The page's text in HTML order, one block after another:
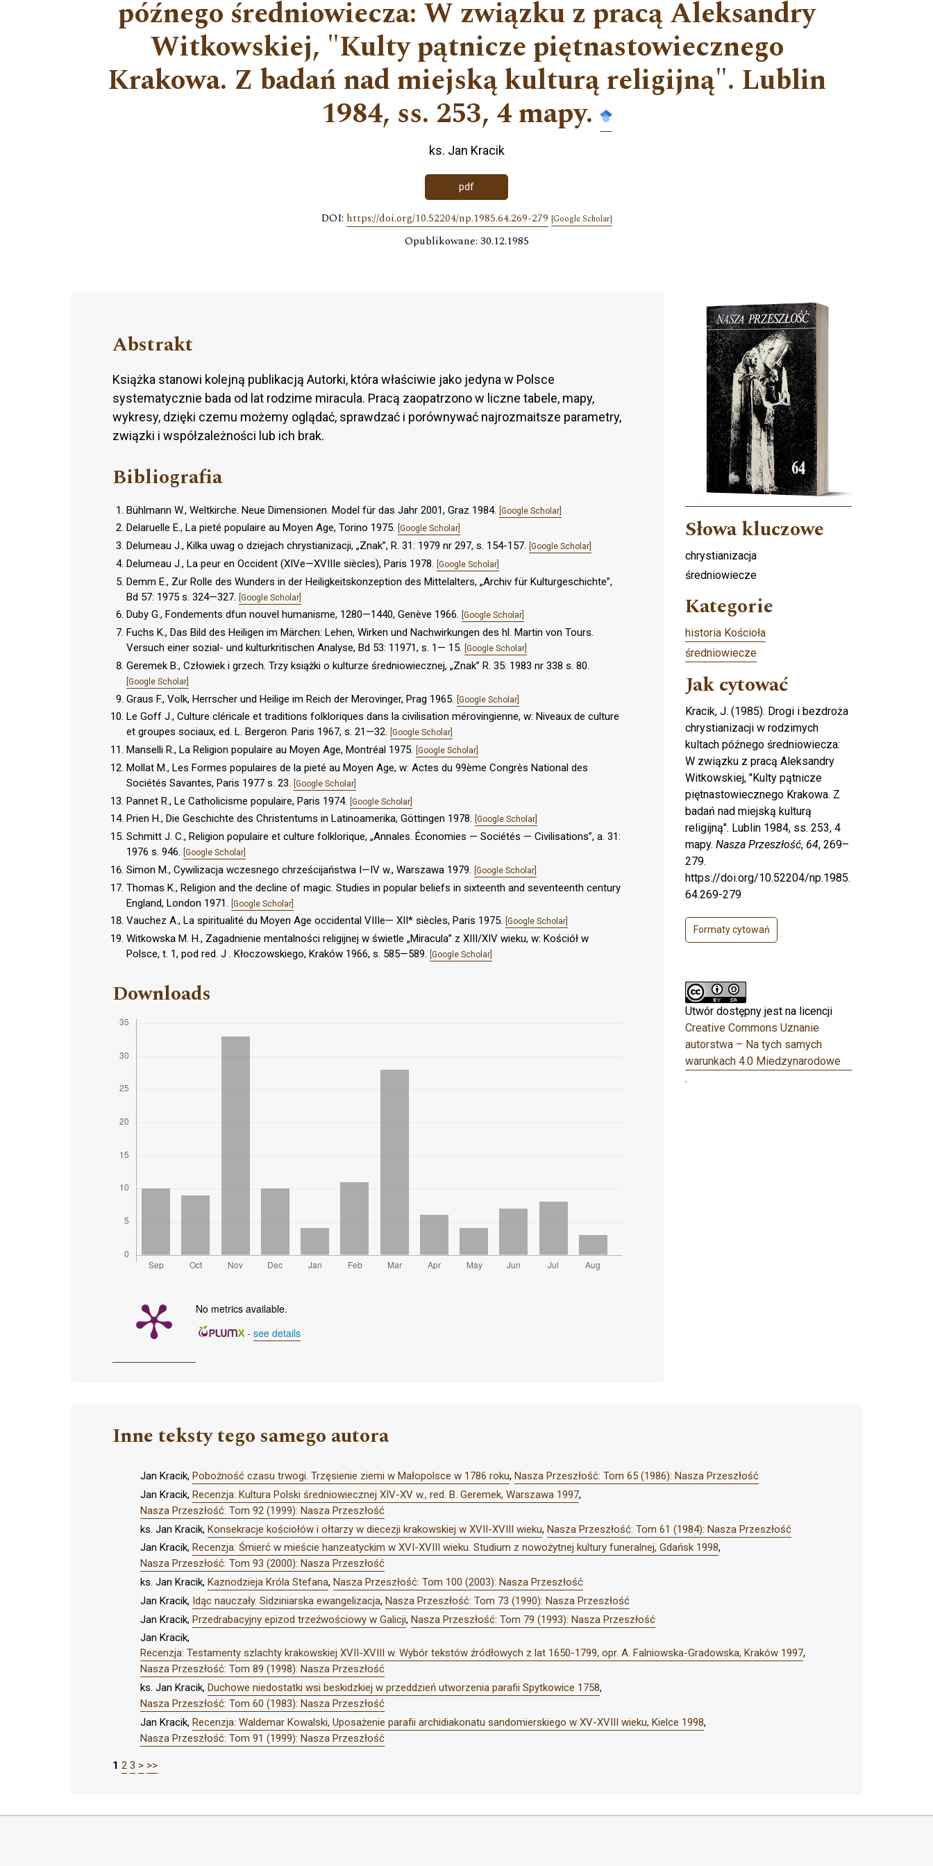
późnego średniowiecza: W związku z pracą Aleksandry
Witkowskiej, "Kulty pąt­nicze piętnastowiecznego
Krakowa. Z badań nad miejską kul­turą religijną". Lublin
1984, ss. 253, 4 mapy.
ks. Jan Kracik
pdf
DOI: https://doi.org/10.52204/np.1985.64.269-279 [Google Scholar]
Opublikowane: 30.12.1985
Abstrakt
Książka stanowi kolejną publikacją Autorki, która właściwie jako jedyna w Polsce
systematycznie bada od lat rodzime miracula. Pracą zaopatrzono w liczne tabele, mapy,
wykresy, dzięki cze­mu możemy oglądać, sprawdzać i porównywać najrozmaitsze pa­rametry,
związki i współzależności lub ich brak.
Bibliografia
Bühlmann W., Weltkirche. Neue Dimensionen. Model für das Jahr 2001, Graz 1984. [Google Scholar]
Delaruelle E., La pieté populaire au Moyen Age, Torino 1975. [Google Scholar]
Delumeau J., Kilka uwag o dziejach chrystianizacji, „Znak”, R. 31: 1979 nr 297, s. 154-157. [Google Scholar]
Delumeau J., La peur en Occident (XIVe—XVIIIe siècles), Paris 1978. [Google Scholar]
Demm E., Zur Rolle des Wunders in der Heiligkeitskonzeption des Mittelalters, „Archiv für Kulturgeschichte”,
Bd 57: 1975 s. 324—327. [Google Scholar]
Duby G., Fondements dfun nouvel humanisme, 1280—1440, Genève 1966. [Google Scholar]
Fuchs K., Das Bild des Heiligen im Märchen: Lehen, Wirken und Nachwirkungen des hl. Martin von Tours.
Versuch einer sozial- und kulturkritischen Analyse, Bd 53: 11971, s. 1— 15. [Google Scholar]
Geremek B., Człowiek i grzech. Trzy książki o kulturze średniowiecznej, „Znak” R. 35: 1983 nr 338 s. 80.
[Google Scholar]
Graus F., Volk, Herrscher und Heilige im Reich der Merovinger, Prag 1965. [Google Scholar]
Le Goff J., Culture cléricale et traditions folkloriques dans la civilisation mérovingienne, w: Niveaux de culture
et groupes sociaux, ed. L. Bergeron. Paris 1967, s. 21—32. [Google Scholar]
Manselli R., La Religion populaire au Moyen Age, Montréal 1975. [Google Scholar]
Mollat M., Les Formes populaires de la pieté au Moyen Age, w: Actes du 99ème Congrès National des
Sociétés Savantes, Paris 1977 s. 23. [Google Scholar]
Pannet R., Le Catholicisme populaire, Paris 1974. [Google Scholar]
Prien H., Die Geschichte des Christentums in Latinoamerika, Göttingen 1978. [Google Scholar]
Schmitt J. C., Religion populaire et culture folklorique, „Annales. Économies — Sociétés — Civilisations”, a. 31:
1976 s. 946. [Google Scholar]
Simon M., Cywilizacja wczesnego chrześcijaństwa I—IV w., Warszawa 1979. [Google Scholar]
Thomas K., Religion and the decline of magic. Studies in popular beliefs in sixteenth and seventeenth century
England, London 1971. [Google Scholar]
Vauchez A., La spiritualité du Moyen Age occidental VIIIe— XII* siècles, Paris 1975. [Google Scholar]
Witkowska M. H., Zagadnienie mentalności religijnej w świetle „Miracula” z XIII/XIV wieku, w: Kościół w
Polsce, t. 1, pod red. J . Kłoczowskiego, Kraków 1966, s. 585—589. [Google Scholar]
Downloads
No metrics available.
- see details
Cover image
Słowa kluczowe
chrystianizacja
średniowiecze
Kategorie
historia Kościoła
średniowiecze
Jak cytować
Kracik, J. (1985). Drogi i bezdroża
chrystianizacji w rodzimych
kultach późnego średniowiecza:
W związku z pracą Aleksandry
Witkowskiej, "Kulty pąt­nicze
piętnastowiecznego Krakowa. Z
badań nad miejską kul­turą
religijną". Lublin 1984, ss. 253, 4
mapy. Nasza Przeszłość, 64, 269–
279.
https://doi.org/10.52204/np.1985.
64.269-279
Formaty cytowań
Utwór dostępny jest na licencji
Creative Commons Uznanie
autorstwa – Na tych samych
warunkach 4.0 Miedzynarodowe
.
Inne teksty tego samego autora
Jan Kracik, Pobożność czasu trwogi. Trzęsienie ziemi w Małopolsce w 1786 roku, Nasza Przeszłość: Tom 65 (1986): Nasza Przeszłość
Jan Kracik, Recenzja: Kultura Polski średniowiecznej XIV-XV w., red. B. Geremek, Warszawa 1997,
Nasza Przeszłość: Tom 92 (1999): Nasza Przeszłość
ks. Jan Kracik, Konsekracje kościołów i ołtarzy w diecezji krakowskiej w XVII-XVIII wieku, Nasza Przeszłość: Tom 61 (1984): Nasza Przeszłość
Jan Kracik, Recenzja: Śmierć w mieście hanzeatyckim w XVI-XVIII wieku. Studium z nowożytnej kultury funeralnej, Gdańsk 1998,
Nasza Przeszłość: Tom 93 (2000): Nasza Przeszłość
ks. Jan Kracik, Kaznodzieja Króla Stefana, Nasza Przeszłość: Tom 100 (2003): Nasza Przeszłość
Jan Kracik, Idąc nauczały. Sidziniarska ewangelizacja, Nasza Przeszłość: Tom 73 (1990): Nasza Przeszłość
Jan Kracik, Przedrabacyjny epizod trzeźwościowy w Galicji, Nasza Przeszłość: Tom 79 (1993): Nasza Przeszłość
Jan Kracik,
Recenzja: Testamenty szlachty krakowskiej XVII-XVIII w. Wybór tekstów źródłowych z lat 1650-1799, opr. A. Falniowska-Gradowska, Kraków 1997,
Nasza Przeszłość: Tom 89 (1998): Nasza Przeszłość
ks. Jan Kracik, Duchowe niedostatki wsi beskidzkiej w przeddzień utworzenia parafii Spytkowice 1758,
Nasza Przeszłość: Tom 60 (1983): Nasza Przeszłość
Jan Kracik, Recenzja: Waldemar Kowalski, Uposażenie parafii archidiakonatu sandomierskiego w XV-XVIII wieku, Kielce 1998,
Nasza Przeszłość: Tom 91 (1999): Nasza Przeszłość
1 2 3 > >>